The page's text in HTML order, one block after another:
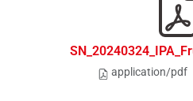
application/pdf